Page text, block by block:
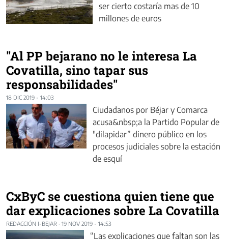
ser cierto costaría mas de 10
millones de euros
"Al PP bejarano no le interesa La
Covatilla, sino tapar sus
responsabilidades"
18 DIC 2019 - 14:03
Ciudadanos por Béjar y Comarca
acusa&nbsp;a la Partido Popular de
"dilapidar” dinero público en los
procesos judiciales sobre la estación
de esquí
CxByC se cuestiona quien tiene que
dar explicaciones sobre La Covatilla
REDACCIÓN I-BEJAR · 19 NOV 2019 - 14:53
“Las explicaciones que faltan son las